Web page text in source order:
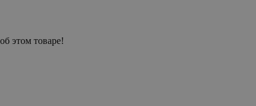
этом товаре!